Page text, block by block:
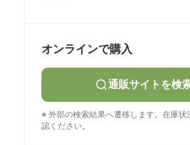
オンラインで購入
通販サイトを検
※ 外部の検索結果へ遷移します。在庫状
認ください。